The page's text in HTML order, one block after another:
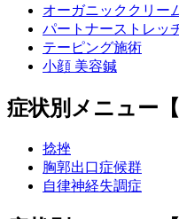
オーガニッククリー
パートナーストレッ
テーピング施術
小顔 美容鍼
症状別メニュー【
捻挫
胸郭出口症候群
自律神経失調症